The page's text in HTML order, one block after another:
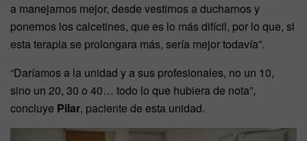
a manejarnos mejor, desde vestirnos a ducharnos y
ponernos los calcetines, que es lo más difícil, por lo que, si
esta terapia se prolongara más, sería mejor todavía”.
“Daríamos a la unidad y a sus profesionales, no un 10,
sino un 20, 30 o 40… todo lo que hubiera de nota”,
concluye Pilar, paciente de esta unidad.